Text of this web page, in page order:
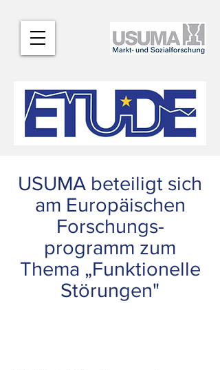
USUMA beteiligt sich
am Europäischen
Forschungs-
programm zum
Thema „Funktionelle
Störungen"